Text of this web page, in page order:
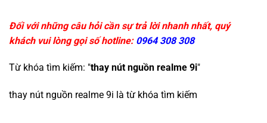
Đối với những câu hỏi cần sự trả lời nhanh nhất, quý
khách vui lòng gọi số hotline: 0964 308 308
Từ khóa tìm kiếm: "thay nút nguồn realme 9i"
thay nút nguồn realme 9i là từ khóa tìm kiếm